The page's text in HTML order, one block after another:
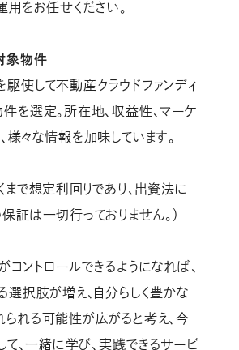
用をお任せください。
象物件
使して不動産クラウドファンディ
を選定。所在地、収益性、マーケ
様々な情報を加味しています。
まで想定利回りであり、出資法に
証は一切行っておりません。）
コントロールできるようになれば、
選択肢が増え、自分らしく豊かな
れる可能性が広がると考え、今
て、一緒に学び、実践できるサービ